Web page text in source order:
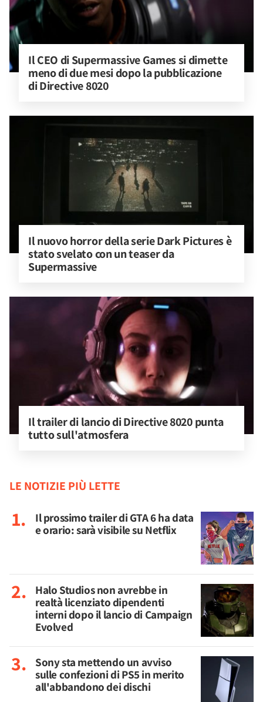
Il CEO di Supermassive Games si dimette
meno di due mesi dopo la pubblicazione
di Directive 8020
Il nuovo horror della serie Dark Pictures è
stato svelato con un teaser da
Supermassive
Il trailer di lancio di Directive 8020 punta
tutto sull'atmosfera
LE NOTIZIE PIÙ LETTE
Il prossimo trailer di GTA 6 ha data
e orario: sarà visibile su Netflix
Halo Studios non avrebbe in
realtà licenziato dipendenti
interni dopo il lancio di Campaign
Evolved
Sony sta mettendo un avviso
sulle confezioni di PS5 in merito
all'abbandono dei dischi